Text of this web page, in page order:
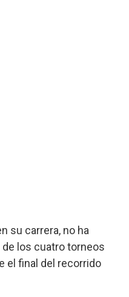
su carrera, no ha
los cuatro torneos
el final del recorrido